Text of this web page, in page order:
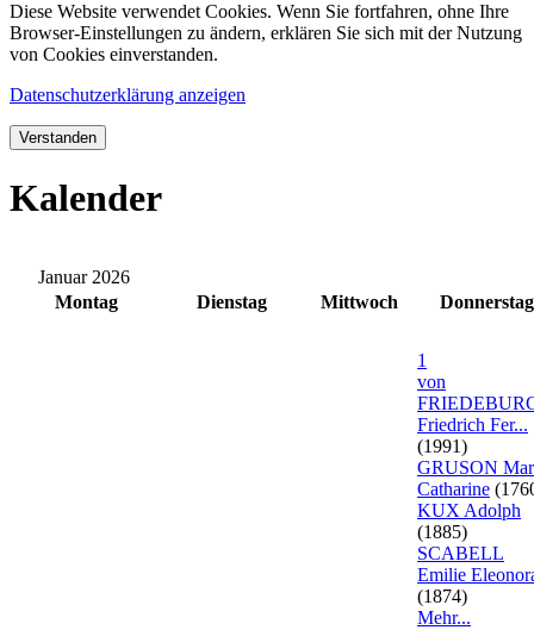
Diese Website verwendet Cookies. Wenn Sie fortfahren, ohne Ihre
Browser-Einstellungen zu ändern, erklären Sie sich mit der Nutzung
von Cookies einverstanden.
Datenschutzerklärung anzeigen
Verstanden
Kalender
Januar 2026
Montag
Dienstag Mittwoch Donnerstag
1
von
Friedrich Fer...
(1991)
GRUSON
Catharine
KUX Adolph
(1885)
SCABELL
Emilie
(1874)
Mehr...